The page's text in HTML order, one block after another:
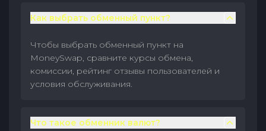
Как выбрать обменный пункт?
Чтобы выбрать обменный пункт на
MoneySwap, сравните курсы обмена,
комиссии, рейтинг отзывы пользователей и
условия обслуживания.
Что такое обменник валют?